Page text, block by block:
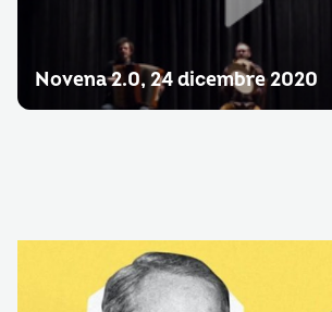
Novena 2.0, 24 dicembre 2020